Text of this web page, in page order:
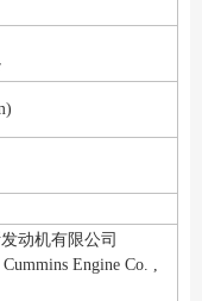
动机有限公司
Engine Co. ,